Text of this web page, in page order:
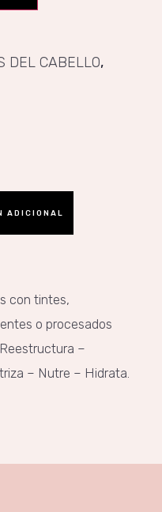
DEL CABELLO,
ADICIONAL
con tintes,
o procesados
–
– Nutre – Hidrata.